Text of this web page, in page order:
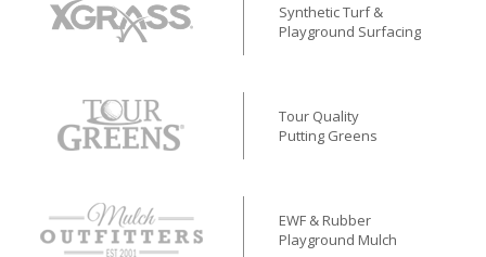
Synthetic Turf &
Playground Surfacing
Tour Quality
Putting Greens
EWF & Rubber
Playground Mulch